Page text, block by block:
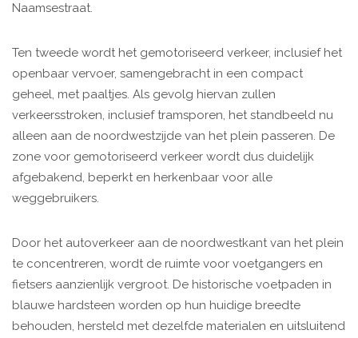
Naamsestraat. ​
Ten tweede wordt het gemotoriseerd verkeer, inclusief het
openbaar vervoer, samengebracht in een compact
geheel, met paaltjes. Als gevolg hiervan zullen
verkeersstroken, inclusief tramsporen, het standbeeld nu
alleen aan de noordwestzijde van het plein passeren. De
zone voor gemotoriseerd verkeer wordt dus duidelijk
afgebakend, beperkt en herkenbaar voor alle
weggebruikers.
Door het autoverkeer aan de noordwestkant van het plein
te concentreren, wordt de ruimte voor voetgangers en
fietsers aanzienlijk vergroot. De historische voetpaden in
blauwe hardsteen worden op hun huidige breedte
behouden, hersteld met dezelfde materialen en uitsluitend